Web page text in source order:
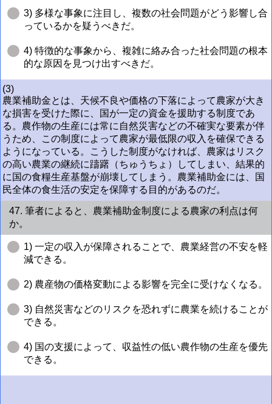
3) 多様な事象に注目し、複数の社会問題がどう影響し合
っているかを疑うべきだ。
4) 特徴的な事象から、複雑に絡み合った社会問題の根本
的な原因を見つけ出すべきだ。
(3)
農業補助金とは、天候不良や価格の下落によって農家が大き
な損害を受けた際に、国が一定の資金を援助する制度であ
る。農作物の生産には常に自然災害などの不確実な要素が伴
うため、この制度によって農家が最低限の収入を確保できる
ようになっている。こうした制度がなければ、農家はリスク
の高い農業の継続に躊躇（ちゅうちょ）してしまい、結果的
に国の食糧生産基盤が崩壊してしまう。農業補助金には、国
民全体の食生活の安定を保障する目的があるのだ。
47. 筆者によると、農業補助金制度による農家の利点は何
か。
1) 一定の収入が保障されることで、農業経営の不安を軽
減できる。
2) 農産物の価格変動による影響を完全に受けなくなる。
3) 自然災害などのリスクを恐れずに農業を続けることが
できる。
4) 国の支援によって、収益性の低い農作物の生産を優先
できる。